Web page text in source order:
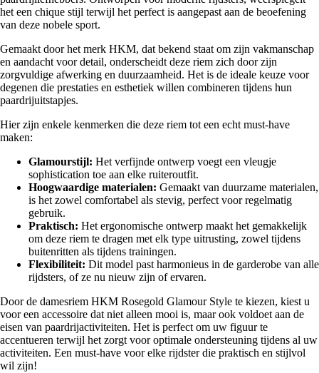
het een chique stijl terwijl het perfect is aangepast aan de beoefening
van deze nobele sport.
Gemaakt door het merk HKM, dat bekend staat om zijn vakmanschap
en aandacht voor detail, onderscheidt deze riem zich door zijn
zorgvuldige afwerking en duurzaamheid. Het is de ideale keuze voor
degenen die prestaties en esthetiek willen combineren tijdens hun
paardrijuitstapjes.
Hier zijn enkele kenmerken die deze riem tot een echt must-have
maken:
Glamourstijl: Het verfijnde ontwerp voegt een vleugje
sophistication toe aan elke ruiteroutfit.
Hoogwaardige materialen: Gemaakt van duurzame materialen,
is het zowel comfortabel als stevig, perfect voor regelmatig
gebruik.
Praktisch: Het ergonomische ontwerp maakt het gemakkelijk
om deze riem te dragen met elk type uitrusting, zowel tijdens
buitenritten als tijdens trainingen.
Flexibiliteit: Dit model past harmonieus in de garderobe van alle
rijdsters, of ze nu nieuw zijn of ervaren.
Door de damesriem HKM Rosegold Glamour Style te kiezen, kiest u
voor een accessoire dat niet alleen mooi is, maar ook voldoet aan de
eisen van paardrijactiviteiten. Het is perfect om uw figuur te
accentueren terwijl het zorgt voor optimale ondersteuning tijdens al uw
activiteiten. Een must-have voor elke rijdster die praktisch en stijlvol
wil zijn!